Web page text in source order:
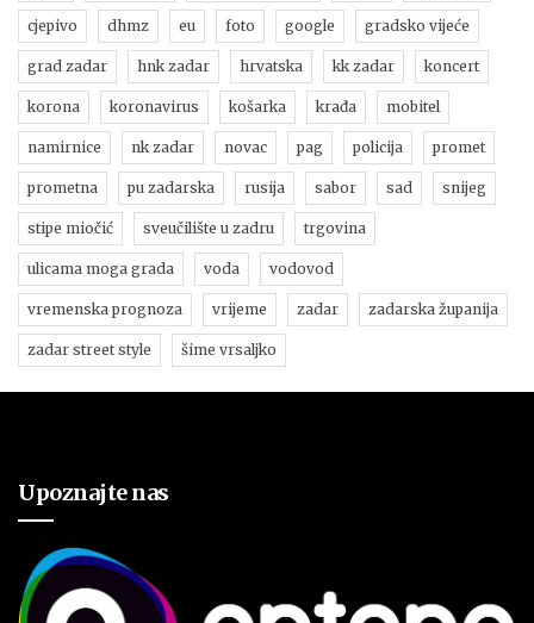
cjepivo dhmz eu foto google gradsko vijeće
grad zadar hnk zadar hrvatska kk zadar koncert
korona koronavirus košarka krađa mobitel
namirnice nk zadar novac pag policija promet
prometna pu zadarska rusija sabor sad snijeg
stipe miočić sveučilište u zadru trgovina
ulicama moga grada voda vodovod
vremenska prognoza vrijeme zadar zadarska županija
zadar street style šime vrsaljko
Upoznajte nas